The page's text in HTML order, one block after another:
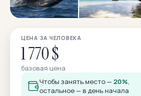
ЦЕНА ЗА ЧЕЛОВЕКА
1 770 $
базовая цена
Чтобы занять место — 20%,
остальное — в день начала